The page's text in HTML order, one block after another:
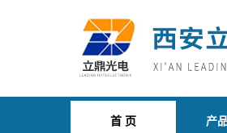
首 页 产